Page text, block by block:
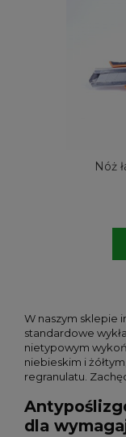
Nóż
W naszym sklepie
standardowe
nietypowym
niebieskim i
regranulatu.
dla